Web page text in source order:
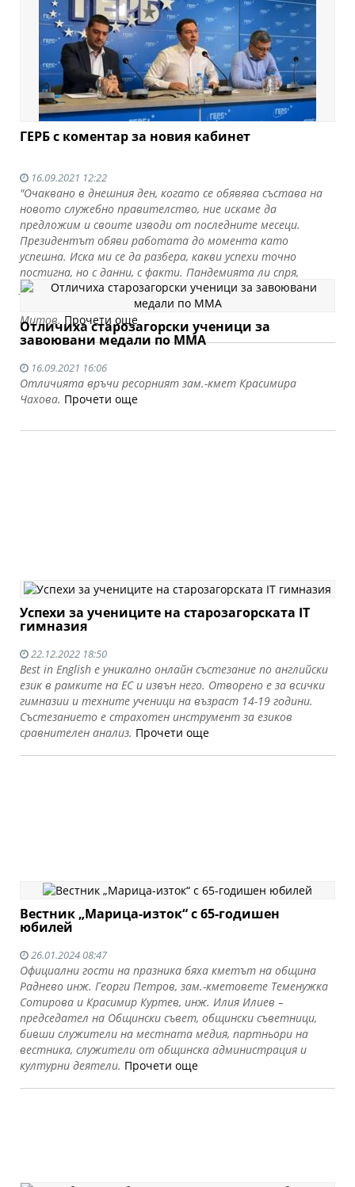
ГЕРБ с коментар за новия кабинет
16.09.2021 12:22
"Очаквано в днешния ден, когато се обявява състава на
новото служебно правителство, ние искаме да
предложим и своите изводи от последните месеци.
Президентът обяви работата до момента като
успешна. Иска ми се да разбера, какви успехи точно
постигна, но с данни, с факти. Пандемията ли спря,
успешна ли беше ваксинационната кампания, овладяха ли
инфлацията.... Какви успехи постигнаха“, каза Даниел
Митов. Прочети още
Отличиха старозагорски ученици за
завоювани медали по ММА
16.09.2021 16:06
Отличията връчи ресорният зам.-кмет Красимира
Чахова. Прочети още
Успехи за учениците на старозагорската IT
гимназия
22.12.2022 18:50
Best in English е уникално онлайн състезание по английски
език в рамките на ЕС и извън него. Отворено е за всички
гимназии и техните ученици на възраст 14-19 години.
Състезанието е страхотен инструмент за езиков
сравнителен анализ. Прочети още
Вестник „Марица-изток“ с 65-годишен
юбилей
26.01.2024 08:47
Официални гости на празника бяха кметът на община
Раднево инж. Георги Петров, зам.-кметовете Теменужка
Сотирова и Красимир Куртев, инж. Илия Илиев –
председател на Общински съвет, общински съветници,
бивши служители на местната медия, партньори на
вестника, служители от общинска администрация и
културни деятели. Прочети още